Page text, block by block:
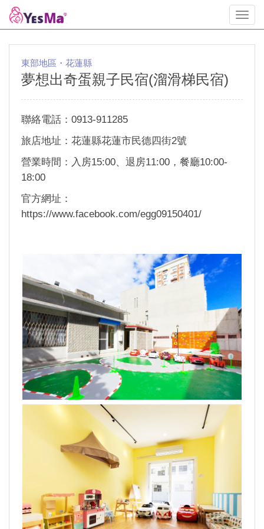
東部地區・花蓮縣
夢想出奇蛋親子民宿(溜滑梯民宿)
聯絡電話：0913-911285
旅店地址：花蓮縣花蓮市民德四街2號
營業時間：入房15:00、退房11:00，餐廳10:00-
18:00
官方網址：
https://www.facebook.com/egg09150401/